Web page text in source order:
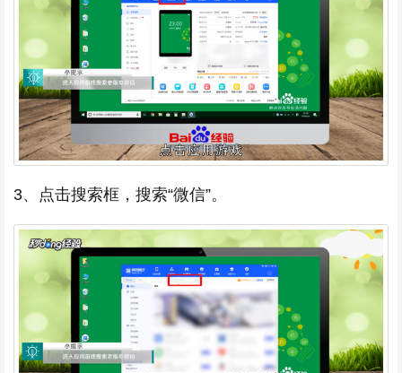
3、点击搜索框，搜索“微信”。